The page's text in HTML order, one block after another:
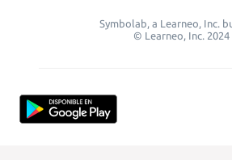
Symbolab, a Learneo, Inc.
© Learneo, Inc. 2024